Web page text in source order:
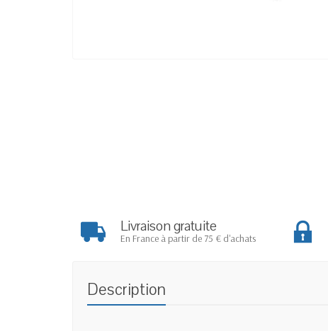
Livraison gratuite
En France à partir de 75 € d'achats
Description